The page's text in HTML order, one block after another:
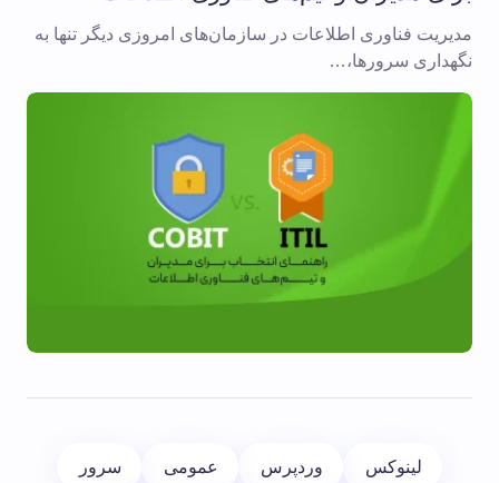
مدیریت فناوری اطلاعات در سازمان‌های امروزی دیگر تنها به
نگهداری سرورها،…
لینوکس وردپرس عمومی سرور